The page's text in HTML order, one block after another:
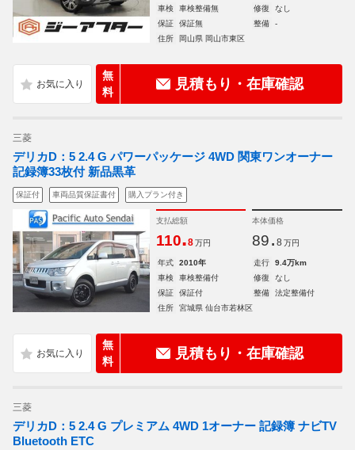
車検
車検整備無 修復
なし
保証
保証無 整備
-
住所
岡山県 岡山市東区
無
料
見積もり・在庫確認
三菱
デリカD：5 2.4 G パワーパッケージ 4WD 関東ワンオーナー
記録簿33枚付 新品黒革
保証付 車両品質保証書付 購入プラン付き
支払総額
110.8 万円
本体価格
89. 8 万円
年式 2010年 走行
9.4万km
車検
車検整備付 修復
なし
保証
保証付 整備
法定整備付
住所
宮城県 仙台市若林区
無
料
見積もり・在庫確認
三菱
デリカD：5 2.4 G プレミアム 4WD 1オーナー 記録簿 ナビTV
Bluetooth ETC